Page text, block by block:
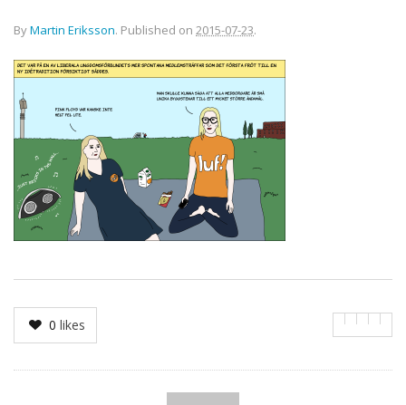
ByMartin Eriksson. Published on 2015-07-23.
0 likes